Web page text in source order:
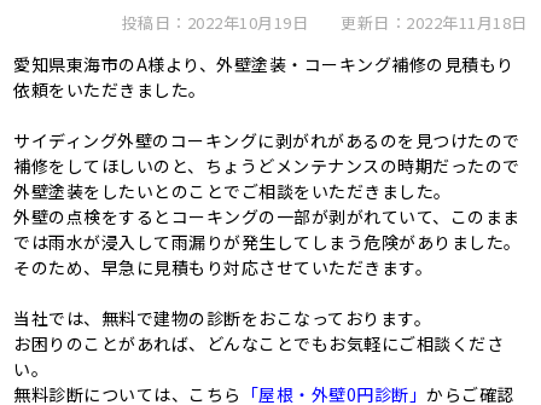
投稿日：2022年10月19日 更新日：2022年11月18日
愛知県東海市のA様より、外壁塗装・コーキング補修の見積もり
依頼をいただきました。
サイディング外壁のコーキングに剥がれがあるのを見つけたので
補修をしてほしいのと、ちょうどメンテナンスの時期だったので
外壁塗装をしたいとのことでご相談をいただきました。
外壁の点検をするとコーキングの一部が剥がれていて、このまま
では雨水が浸入して雨漏りが発生してしまう危険がありました。
そのため、早急に見積もり対応させていただきます。
当社では、無料で建物の診断をおこなっております。
お困りのことがあれば、どんなことでもお気軽にご相談くださ
い。
無料診断については、こちら 「屋根・外壁0円診断」からご確認